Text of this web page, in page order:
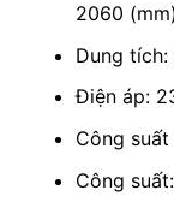
2060 (mm)
Dung
Điện áp:
Công suất
Công